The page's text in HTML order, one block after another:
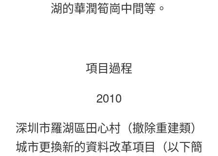
湖的華潤筍崗中間等。
項目過程
2010
深圳市羅湖區田心村（撤除重建類）
城市更換新的資料改革項目（以下簡